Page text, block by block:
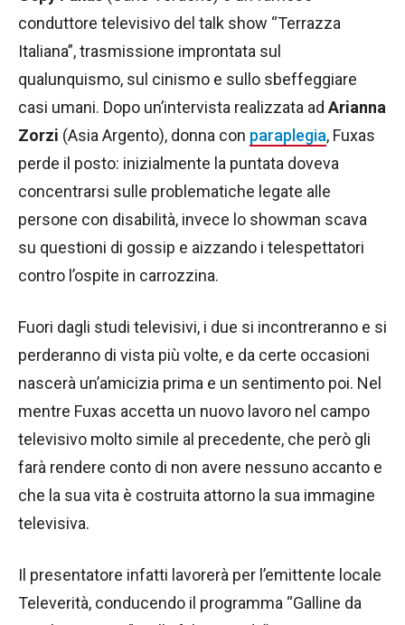
conduttore televisivo del talk show “Terrazza
Italiana”, trasmissione improntata sul
qualunquismo, sul cinismo e sullo sbeffeggiare
casi umani. Dopo un’intervista realizzata ad Arianna
Zorzi (Asia Argento), donna con paraplegia, Fuxas
perde il posto: inizialmente la puntata doveva
concentrarsi sulle problematiche legate alle
persone con disabilità, invece lo showman scava
su questioni di gossip e aizzando i telespettatori
contro l’ospite in carrozzina.
Fuori dagli studi televisivi, i due si incontreranno e si
perderanno di vista più volte, e da certe occasioni
nascerà un’amicizia prima e un sentimento poi. Nel
mentre Fuxas accetta un nuovo lavoro nel campo
televisivo molto simile al precedente, che però gli
farà rendere conto di non avere nessuno accanto e
che la sua vita è costruita attorno la sua immagine
televisiva.
Il presentatore infatti lavorerà per l’emittente locale
Televerità, conducendo il programma “Galline da